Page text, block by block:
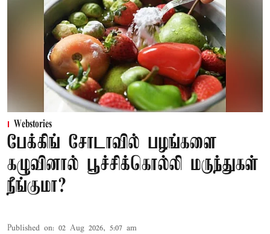
Webstories
பேக்கிங் சோடாவில் பழங்களை
கழுவினால் பூச்சிக்கொல்லி மருந்துகள்
நீங்குமா?
Published on: 02 Aug 2026, 5:07 am